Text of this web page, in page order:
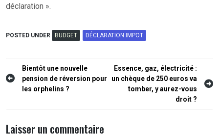
déclaration ».
POSTED UNDER BUDGET DÉCLARATION IMPOT
Navigation
de
Bientôt une nouvelle
pension de réversion pour
les orphelins ?
Essence, gaz, électricité :
un chèque de 250 euros va
tomber, y aurez-vous
droit ?
Laisser un commentaire